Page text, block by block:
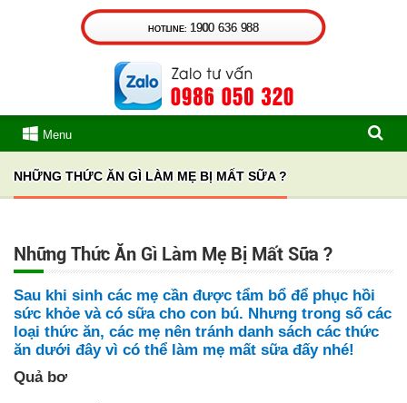
HOTLINE: 1900 636 988
Menu
NHỮNG THỨC ĂN GÌ LÀM MẸ BỊ MẤT SỮA ?
Những Thức Ăn Gì Làm Mẹ Bị Mất Sữa ?
Sau khi sinh các mẹ cần được tẩm bổ để phục hồi
sức khỏe và có sữa cho con bú. Nhưng trong số các
loại thức ăn, các mẹ nên tránh danh sách các thức
ăn dưới đây vì có thể làm mẹ mất sữa đấy nhé!
Quả bơ